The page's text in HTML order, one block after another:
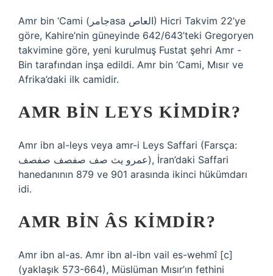
Amr bin ‘Cami (جامرasa العاص) Hicri Takvim 22’ye
göre, Kahire’nin güneyinde 642/643’teki Gregoryen
takvimine göre, yeni kurulmuş Fustat şehri Amr -
Bin tarafından inşa edildi. Amr bin ‘Cami, Mısır ve
Afrika’daki ilk camidir.
AMR BIN LEYS KIMDIR?
Amr ibn al-leys veya amr-i Leys Saffari (Farsça:
عمرو یث صف صفصف صفصف), İran’daki Saffari
hanedanının 879 ve 901 arasında ikinci hükümdarı
idi.
AMR BIN ÂS KIMDIR?
Amr ibn al-as. Amr ibn al-ibn vail es-wehmî [c]
(yaklaşık 573-664), Müslüman Mısır’ın fethini